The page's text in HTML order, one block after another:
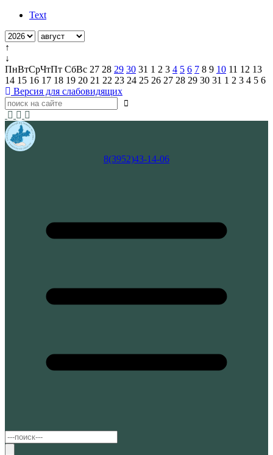
Text
↑
↓
ПнВтСрЧтПт СбВс 27 28 29 30 31 1 2 3 4 5 6 7 8 9 10 11 12 13
14 15 16 17 18 19 20 21 22 23 24 25 26 27 28 29 30 31 1 2 3 4 5 6
Версия для слабовидящих
8(3952)43-14-06